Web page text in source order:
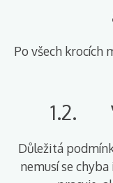
Po všech krocích
1.2.
Důležitá
nemusí se